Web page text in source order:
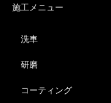
施工メニュー
洗車
研磨
コーティング